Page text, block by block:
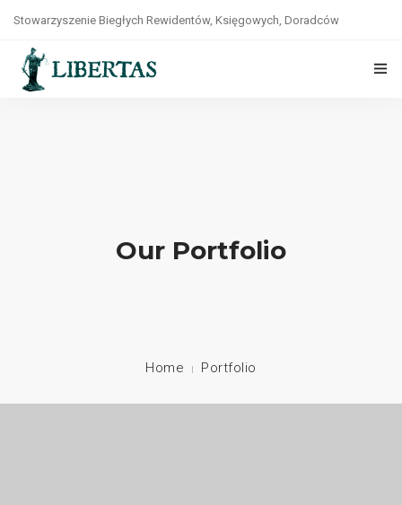
Stowarzyszenie Biegłych Rewidentów, Księgowych, Doradców
Podatkowych, Prawników i Ekonomistów „LIBERTAS”
POLITYKA PRYWATNOŚCI
Our Portfolio
Home Portfolio